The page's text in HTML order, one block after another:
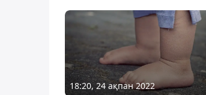
18:20, 24 ақпан 2022